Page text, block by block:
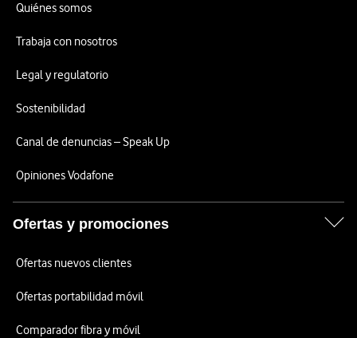
Quiénes somos
Trabaja con nosotros
Legal y regulatorio
Sostenibilidad
Canal de denuncias – Speak Up
Opiniones Vodafone
Ofertas y promociones
Ofertas nuevos clientes
Ofertas portabilidad móvil
Comparador fibra y móvil